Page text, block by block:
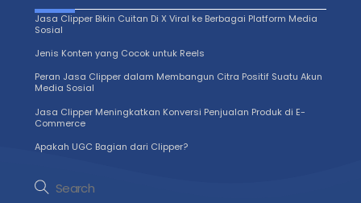
Jasa Clipper Bikin Cuitan Di X Viral ke Berbagai Platform Media
Sosial
Jenis Konten yang Cocok untuk Reels
Peran Jasa Clipper dalam Membangun Citra Positif Suatu Akun
Media Sosial
Jasa Clipper Meningkatkan Konversi Penjualan Produk di E-
Commerce
Apakah UGC Bagian dari Clipper?